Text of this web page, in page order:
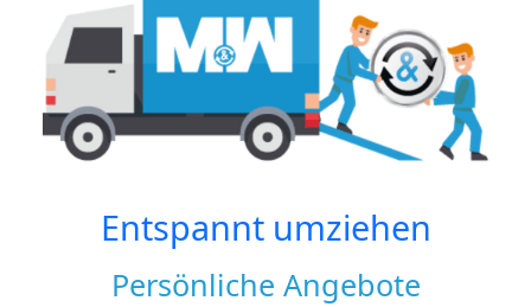
Entspannt umziehen
Persönliche Angebote